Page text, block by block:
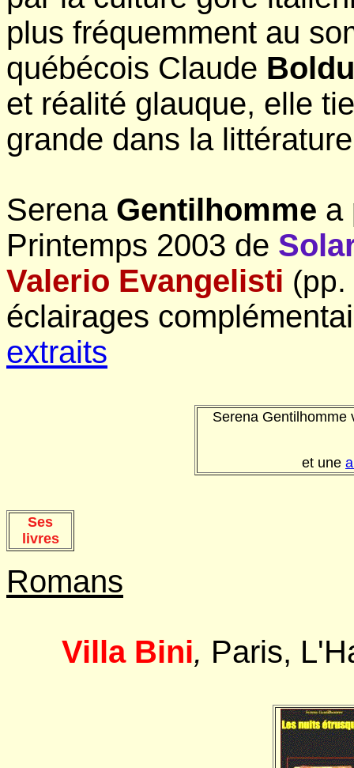
plus fréquemment au
québécois Claude
et réalité glauque, elle
grande dans la
Serena Gentilhomme a
Printemps 2003 de
Valerio Evangelisti
éclairages
extraits
Serena
et une
Ses
livres
Romans
Villa Bini, Paris,